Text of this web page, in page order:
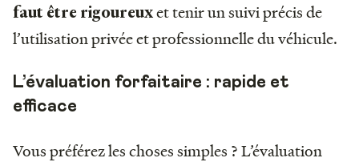
faut être rigoureuxet tenir un suivi précis de
l’utilisation privée et professionnelle du véhicule.
L’évaluation forfaitaire : rapide et
efficace
Vous préférez les choses simples ? L’évaluation